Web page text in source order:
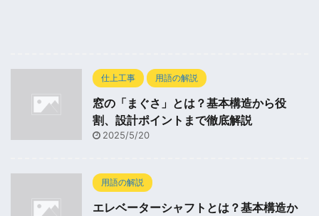
仕上工事 用語の解説
窓の「まぐさ」とは？基本構造から役
割、設計ポイントまで徹底解説
2025/5/20
用語の解説
エレベーターシャフトとは？基本構造か